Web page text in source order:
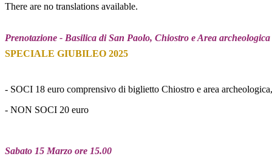
There are no translations available.
Prenotazione - Basilica di San Paolo, Chiostro e Area archeologica
SPECIALE GIUBILEO 2025
- SOCI 18 euro comprensivo di biglietto Chiostro e area
- NON SOCI 20 euro
Sabato 15 Marzo ore 15.00